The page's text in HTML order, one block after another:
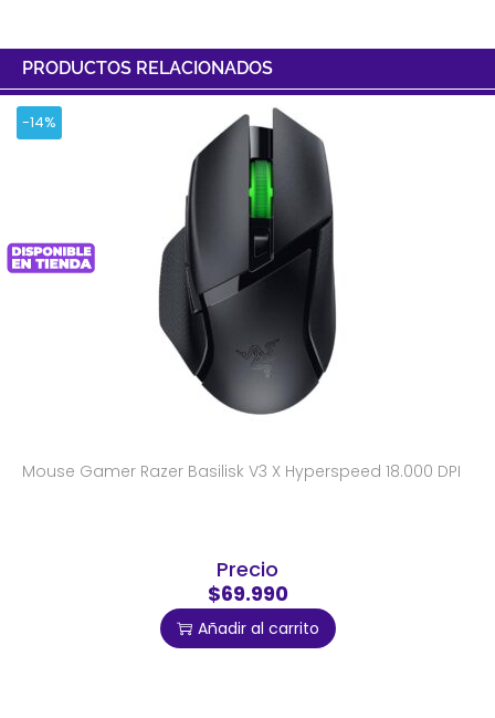
PRODUCTOS RELACIONADOS
-14%
Mouse Gamer Razer Basilisk V3 X Hyperspeed 18.000 DPI
Precio
$69.990
Añadir al carrito